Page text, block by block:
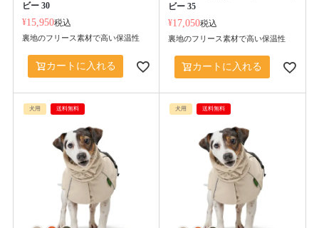
ビー 30
¥15,950税込
裏地のフリース素材で高い保温性
カートに入れる
ビー 35
¥17,050税込
裏地のフリース素材で高い保温性
カートに入れる
犬用 送料無料 犬用 送料無料